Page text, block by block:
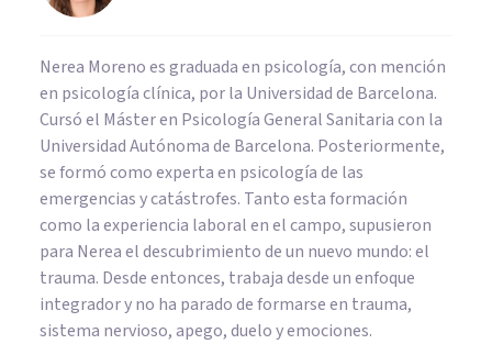
Nerea Moreno es graduada en psicología, con mención
en psicología clínica, por la Universidad de Barcelona.
Cursó el Máster en Psicología General Sanitaria con la
Universidad Autónoma de Barcelona. Posteriormente,
se formó como experta en psicología de las
emergencias y catástrofes. Tanto esta formación
como la experiencia laboral en el campo, supusieron
para Nerea el descubrimiento de un nuevo mundo: el
trauma. Desde entonces, trabaja desde un enfoque
integrador y no ha parado de formarse en trauma,
sistema nervioso, apego, duelo y emociones.